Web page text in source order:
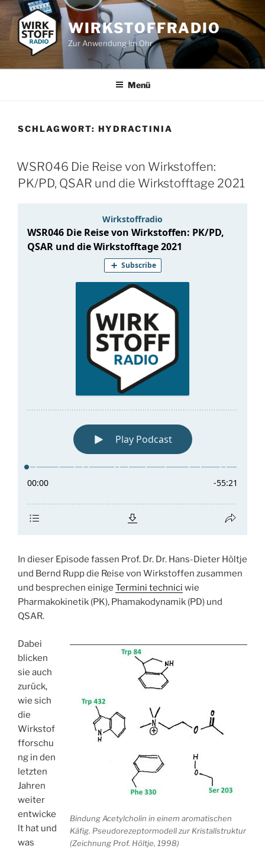
Zum
Inhalt
springen
WIRKSTOFFRADIO
Zur Anwendung im Ohr
Menü
SCHLAGWORT: HYDRACTINIA
WSR046 Die Reise von Wirkstoffen:
PK/PD, QSAR und die Wirkstofftage 2021
In dieser Episode fassen Prof. Dr. Dr. Hans-Dieter Höltje
und Bernd Rupp die Reise von Wirkstoffen zusammen
und besprechen einige Termini technici wie
Pharmakokinetik (PK), Phamakodynamik (PD) und
QSAR.
Bindung Acetylcholin in einem aromatischen
Käfig. Pseudorezeptormodell zur Kristallstruktur
(Zeichnung Prof. Höltje, 1998)
Dabei
blicken
sie auch
zurück,
wie sich
die
Wirkstof
fforschu
ng in den
letzten
Jahren
weiter
entwicke
lt hat und
was